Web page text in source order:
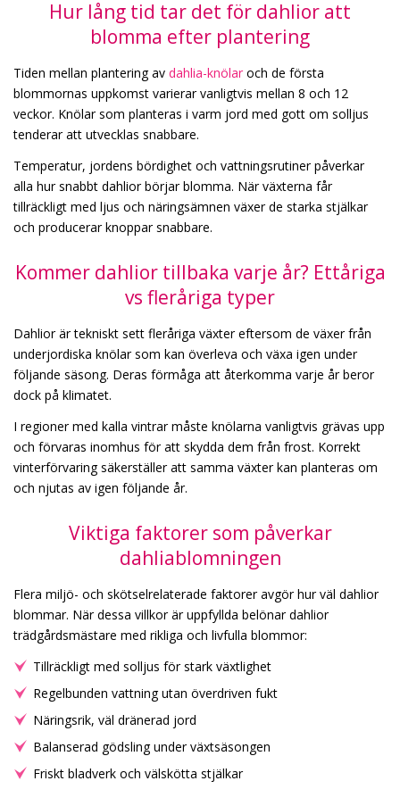
Hur lång tid tar det för dahlior att
blomma efter plantering
Tiden mellan plantering av dahlia-knölar och de första
blommornas uppkomst varierar vanligtvis mellan 8 och 12
veckor. Knölar som planteras i varm jord med gott om solljus
tenderar att utvecklas snabbare.
Temperatur, jordens bördighet och vattningsrutiner påverkar
alla hur snabbt dahlior börjar blomma. När växterna får
tillräckligt med ljus och näringsämnen växer de starka stjälkar
och producerar knoppar snabbare.
Kommer dahlior tillbaka varje år? Ettåriga
vs fleråriga typer
Dahlior är tekniskt sett fleråriga växter eftersom de växer från
underjordiska knölar som kan överleva och växa igen under
följande säsong. Deras förmåga att återkomma varje år beror
dock på klimatet.
I regioner med kalla vintrar måste knölarna vanligtvis grävas upp
och förvaras inomhus för att skydda dem från frost. Korrekt
vinterförvaring säkerställer att samma växter kan planteras om
och njutas av igen följande år.
Viktiga faktorer som påverkar
dahliablomningen
Flera miljö- och skötselrelaterade faktorer avgör hur väl dahlior
blommar. När dessa villkor är uppfyllda belönar dahlior
trädgårdsmästare med rikliga och livfulla blommor:
Tillräckligt med solljus för stark växtlighet
Regelbunden vattning utan överdriven fukt
Näringsrik, väl dränerad jord
Balanserad gödsling under växtsäsongen
Friskt bladverk och välskötta stjälkar